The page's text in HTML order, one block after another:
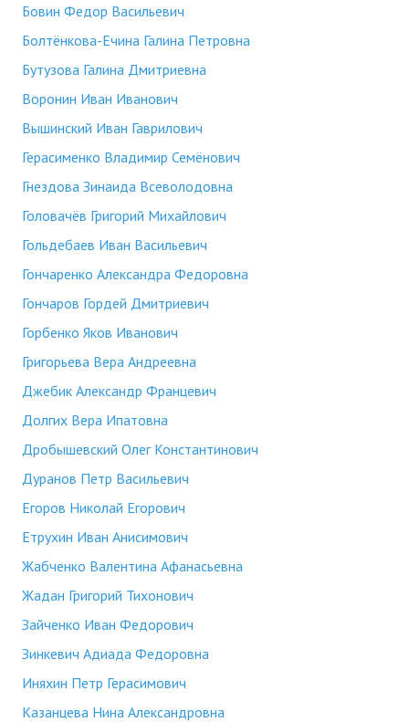
Бовин Федор Васильевич
Болтёнкова-Ечина Галина Петровна
Бутузова Галина Дмитриевна
Воронин Иван Иванович
Вышинский Иван Гаврилович
Герасименко Владимир Семёнович
Гнездова Зинаида Всеволодовна
Головачёв Григорий Михайлович
Гольдебаев Иван Васильевич
Гончаренко Александра Федоровна
Гончаров Гордей Дмитриевич
Горбенко Яков Иванович
Григорьева Вера Андреевна
Джебик Александр Францевич
Долгих Вера Ипатовна
Дробышевский Олег Константинович
Дуранов Петр Васильевич
Егоров Николай Егорович
Етрухин Иван Анисимович
Жабченко Валентина Афанасьевна
Жадан Григорий Тихонович
Зайченко Иван Федорович
Зинкевич Адиада Федоровна
Иняхин Петр Герасимович
Казанцева Нина Александровна